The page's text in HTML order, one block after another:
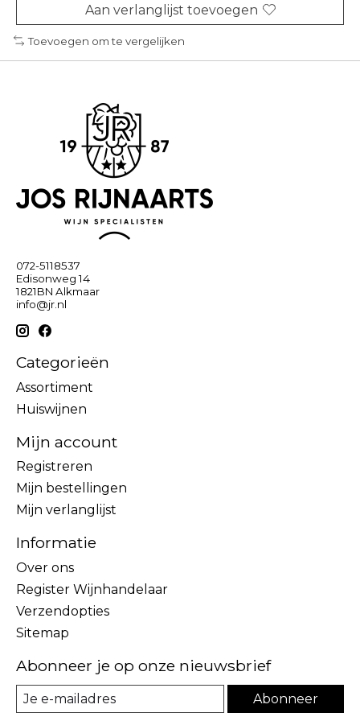
Aan verlanglijst toevoegen
Toevoegen om te vergelijken
072-5118537
Edisonweg 14
1821BN Alkmaar
info@jr.nl
Categorieën
Assortiment
Huiswijnen
Mijn account
Registreren
Mijn bestellingen
Mijn verlanglijst
Informatie
Over ons
Register Wijnhandelaar
Verzendopties
Sitemap
Abonneer je op onze nieuwsbrief
Abonneer